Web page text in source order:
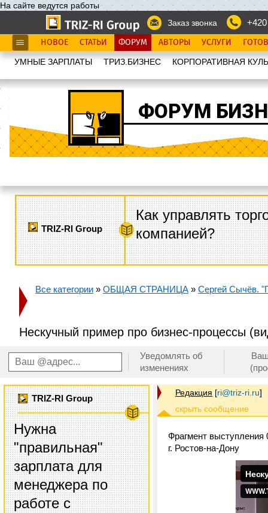
На сайте ведутся работы
Заказ звонка
НОВОЕ СТАТЬИ ФОРУМ АВТОРЫ УСЛУГИ
УМНЫЕ ЗАРПЛАТЫ ТРИЗ.БИЗНЕС КОРПОРАТИВНАЯ
ФОРУМ
TRIZ-RI Group
Как управлять
компанией?
Все категории » ОБЩАЯ СТРАНИЦА » Сергей Сычёв.
Нескучный пример про бизнес-процессы
Уведомлять об
изменениях
TRIZ-RI Group
Нужна
"правильная"
зарплата для
менеджера по
работе с
Редакция [ri@triz-ri.ru]
Фрагмент выступления
г. Ростов-на-Дону